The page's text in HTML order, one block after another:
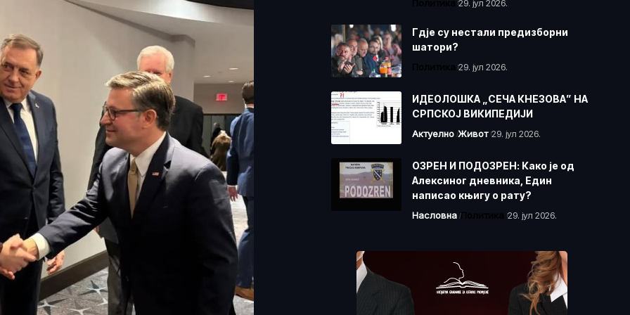
Политика 29. јул 2026.
Гдје су нестали предизборни
шатори?
Политика 29. јул 2026.
ИДЕОЛОШКА „СЕЧА КНЕЗОВА” НА
СРПСКОЈ ВИКИПЕДИЈИ
Актуелно Живот 29. јул 2026.
ОЗРЕН И ПОДОЗРЕН: Како је од
Алексиног дневника, Един
написао књигу о рату?
Насловна Политика 29. јул 2026.